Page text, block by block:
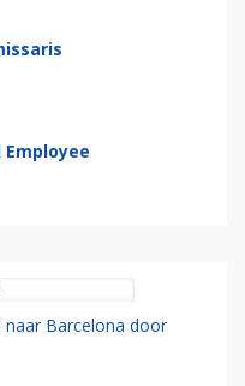
Employee
naar Barcelona door